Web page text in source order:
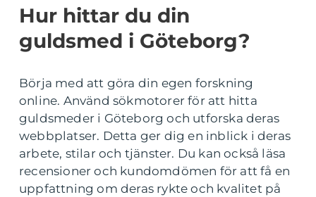
Hur hittar du din
guldsmed i Göteborg?
Börja med att göra din egen forskning
online. Använd sökmotorer för att hitta
guldsmeder i Göteborg och utforska deras
webbplatser. Detta ger dig en inblick i deras
arbete, stilar och tjänster. Du kan också läsa
recensioner och kundomdömen för att få en
uppfattning om deras rykte och kvalitet på